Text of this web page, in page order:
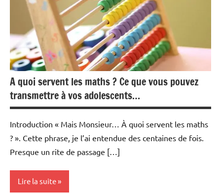
A quoi servent les maths ? Ce que vous pouvez
transmettre à vos adolescents…
Introduction « Mais Monsieur… À quoi servent les maths
? ». Cette phrase, je l’ai entendue des centaines de fois.
Presque un rite de passage […]
Lire la suite